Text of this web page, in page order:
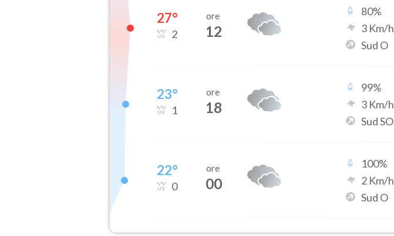
27°
2
ore
12
80%
3 Km/h
Sud O
23°
1
ore
18
99%
3 Km/h
Sud SO
22°
0
ore
00
100%
2 Km/h
Sud O